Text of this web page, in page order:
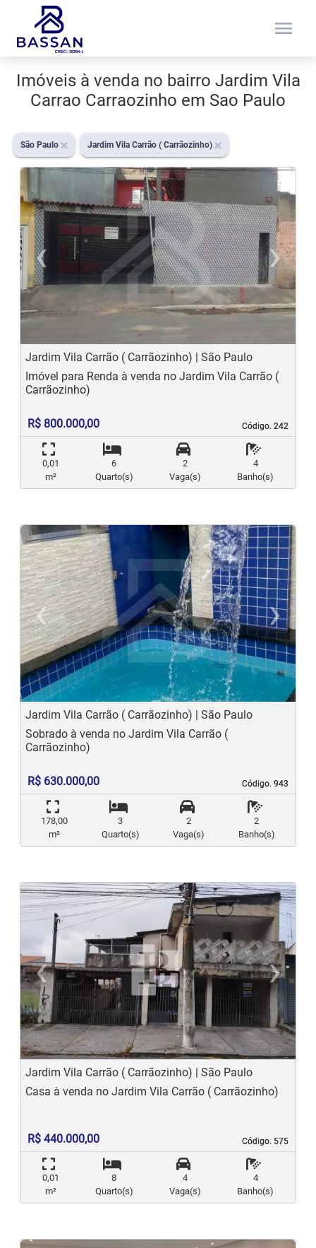
menu
Imóveis à venda no bairro Jardim Vila
Carrao Carraozinho em Sao Paulo
São Paulo Jardim Vila Carrão ( Carrãozinho)
‹
Previous
›
Jardim Vila Carrão ( Carrãozinho) | São Paulo
Código. 242
Código. 242
Imóvel para Renda à venda no Jardim Vila Carrão (
Carrãozinho)
R$ 800.000,00
0,01
m²
6
Quarto(s)
2
Vaga(s)
4
Banho(s)
‹
Previous
›
Jardim Vila Carrão ( Carrãozinho) | São Paulo
Código. 943
Código. 943
Sobrado à venda no Jardim Vila Carrão (
Carrãozinho)
R$ 630.000,00
178,00
m²
3
Quarto(s)
2
Vaga(s)
2
Banho(s)
‹
Previous
›
Jardim Vila Carrão ( Carrãozinho) | São Paulo
Código. 575
Código. 575
Casa à venda no Jardim Vila Carrão ( Carrãozinho)
R$ 440.000,00
0,01
m²
8
Quarto(s)
4
Vaga(s)
4
Banho(s)